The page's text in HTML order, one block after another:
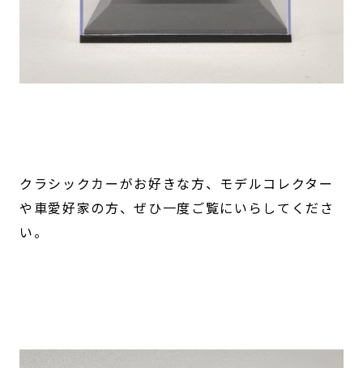
クラシックカーがお好きな方、モデルコレクター
や車愛好家の方、ぜひ一度ご覧にいらしてくださ
い。